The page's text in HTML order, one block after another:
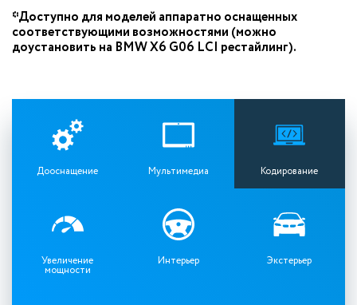
*Доступно для моделей аппаратно оснащенных
соответствующими возможностями (можно
доустановить на BMW X6 G06 LCI рестайлинг).
Дооснащение Мультимедиа Кодирование
Увеличение
мощности
Интерьер Экстерьер